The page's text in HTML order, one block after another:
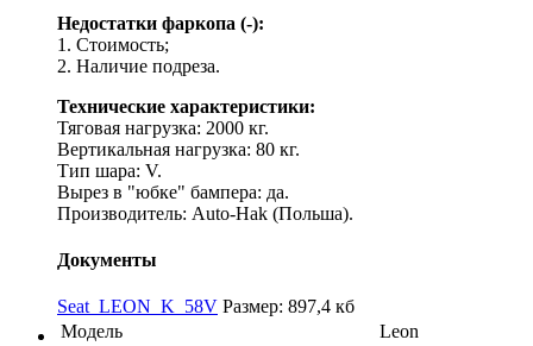
Недостатки фаркопа (-):
1. Стоимость;
2. Наличие подреза.
Технические характеристики:
Тяговая нагрузка: 2000 кг.
Вертикальная нагрузка: 80 кг.
Тип шара: V.
Вырез в "юбке" бампера: да.
Производитель: Auto-Hak (Польша).
Документы
Seat_LEON_K_58V Размер: 897,4 кб
Модель
Leon